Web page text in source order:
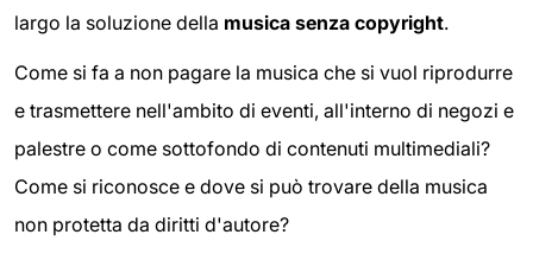
largo la soluzione della musica senza copyright.
Come si fa a non pagare la musica che si vuol riprodurre
e trasmettere nell'ambito di eventi, all'interno di negozi e
palestre o come sottofondo di contenuti multimediali?
Come si riconosce e dove si può trovare della musica
non protetta da diritti d'autore?